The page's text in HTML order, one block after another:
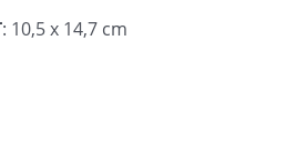
: 10,5 x 14,7 cm